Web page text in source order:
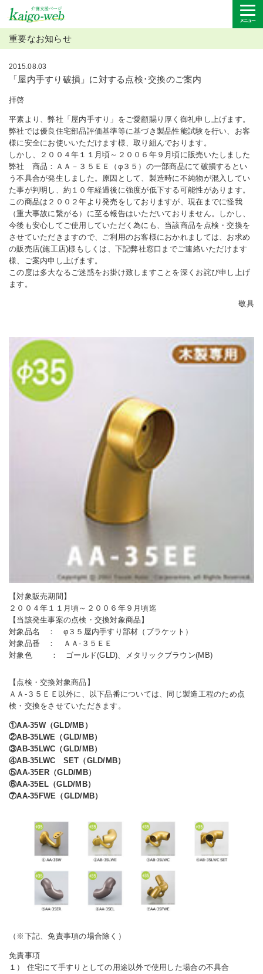
重要なお知らせ
2015.08.03
「屋内手すり破損」に対する点検･交換のご案内
拝啓
平素より、弊社「屋内手すり」をご愛顧賜り厚く御礼申し上げます。
弊社では優良住宅部品評価基準等に基づき製品性能試験を行い、お客
様に安全にお使いいただけます様、取り組んでおります。
しかし、２００４年１１月頃～２００６年９月頃に販売いたしました
弊社 商品：ＡＡ－３５ＥＥ（φ３５）の一部商品にて破損するとい
う不具合が発生しました。原因として、製造時に不純物が混入してい
た事が判明し、約１０年経過後に強度が低下する可能性があります。
この商品は２００２年より発売をしておりますが、現在までに怪我
（重大事故に繋がる）に至る報告はいただいておりません。しかし、
今後も安心してご使用していただく為にも、当該商品を点検・交換を
させていただきますので、ご利用のお客様におかれましては、お求め
の販売店(施工店)様もしくは、下記弊社窓口までご連絡いただけます
様、ご案内申し上げます。
この度は多大なるご迷惑をお掛け致しますことを深くお詫び申し上げ
ます。
敬具
【対象販売期間】
２００４年１１月頃～２００６年９月頃迄
【当該発生事案の点検・交換対象商品】
対象品名 ： φ３５屋内手すり部材（ブラケット）
対象品番 ： ＡＡ-３５ＥＥ
対象色 ： ゴールド(GLD)、メタリックブラウン(MB)
【点検・交換対象商品】
ＡＡ-３５ＥＥ以外に、以下品番については、同じ製造工程のため点
検・交換をさせていただきます。
①AA-35W（GLD/MB）
②AB-35LWE（GLD/MB）
③AB-35LWC（GLD/MB）
④AB-35LWC SET（GLD/MB）
⑤AA-35ER（GLD/MB）
⑥AA-35EL（GLD/MB）
⑦AA-35FWE（GLD/MB）
（※下記、免責事項の場合除く）
免責事項
１） 住宅にて手すりとしての用途以外で使用した場合の不具合